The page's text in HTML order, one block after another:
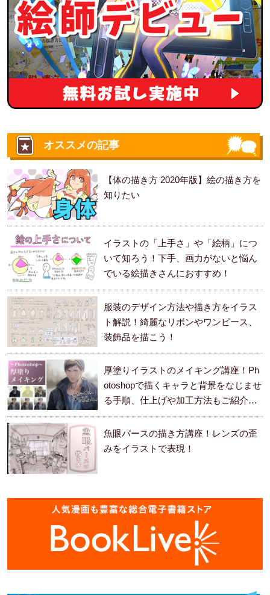
オススメの記事
【体の描き方 2020年版】絵の描き方を
知りたい
イラストの「上手さ」や「絵柄」につ
いて知ろう！下手、画力がないと悩ん
でいる絵描きさんにおすすめ！
服装のデザイン方法や描き方をイラス
ト解説！綺麗なリボンやワンピース、
装飾品を描こう！
厚塗りイラストのメイキング講座！Ph
otoshopで描くキャラと背景をなじませ
る手順、仕上げや加工方法もご紹介し
ます。
魚眼パースの描き方講座！レンズの歪
みをイラストで表現！